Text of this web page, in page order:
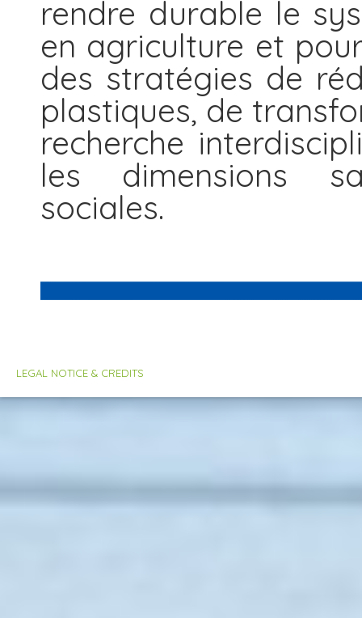
rendre durable le
en agriculture et
des stratégies de
plastiques, de
recherche
les dimensions
sociales.
LEGAL NOTICE & CREDITS